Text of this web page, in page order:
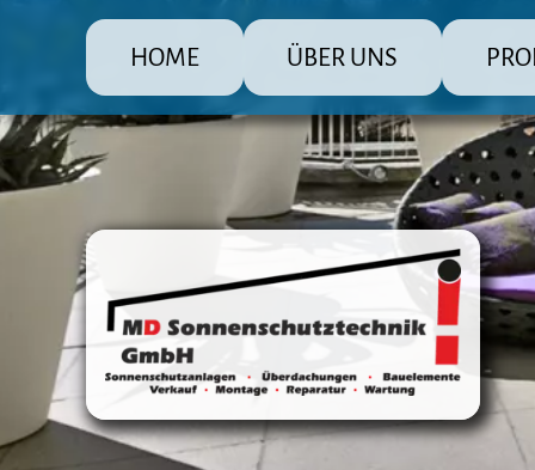
HOME ÜBER UNS
MD Sonnenschutz Rolladenbau
Die große